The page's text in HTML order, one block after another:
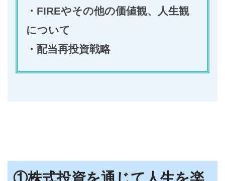
・FIREやその他の価値観、人生観
について
・配当再投資戦略